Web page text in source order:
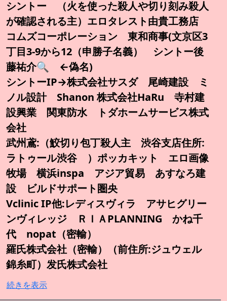
シントー （火を使った殺人や切り刻み殺人
が確認される主）エロタレスト由貴工務店
コムズコーポレーション 東和商事(文京区3
丁目3-9から12（申勝子名義） シントー後
藤祐介🔍️ ←偽名)
シントーIP→株式会社サスダ 尾崎建設 ミ
ノル設計 Shanon 株式会社HaRu 寺村建
設興業 関東防水 トダホームサービス株式
会社
武州鳶:（鮫切り包丁殺人主 渋谷支店住所:
ラトゥール渋谷 ）ポッカキット エロ画像
牧場 横浜inspa アジア貿易 あすなろ建
設 ビルドサポート圏央
Vclinic IP他:レディスヴィラ アサヒグリー
ンヴィレッジ ＲＩＡPLANNING かね千
代 nopat（密輸）
羅氏株式会社（密輸）（前住所:ジュウェル
錦糸町）发氏株式会社
続きを表示